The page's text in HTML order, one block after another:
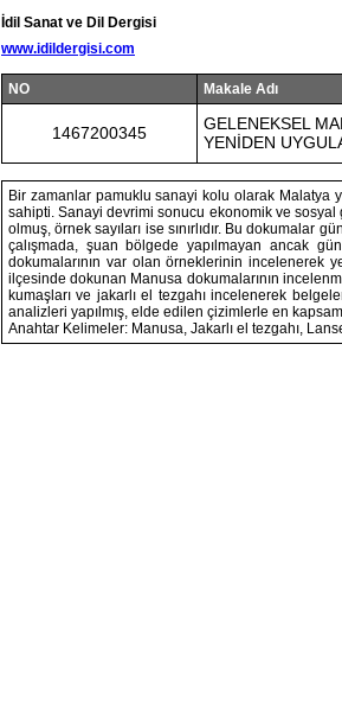
İdil Sanat ve Dil Dergisi
www.idildergisi.com
NO Makale Adı
1467200345
GELENEKSEL
YENİDEN
Bir zamanlar pamuklu sanayi kolu olarak Malatya
sahipti. Sanayi devrimi sonucu ekonomik ve
olmuş, örnek sayıları ise sınırlıdır. Bu dokumalar
çalışmada, şuan bölgede yapılmayan ancak
dokumalarının var olan örneklerinin incelenerek
ilçesinde dokunan Manusa dokumalarının
kumaşları ve jakarlı el tezgahı incelenerek
analizleri yapılmış, elde edilen çizimlerle en
Anahtar Kelimeler: Manusa, Jakarlı el tezgahı,